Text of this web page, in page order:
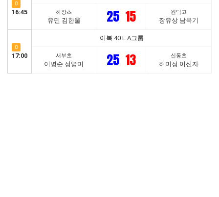
0
16:45 하장초
유민 김한울 25 15 원덕고
장유상 남복기
0
17:00
여복 40 E A그룹
서부초
이명순 정영미 25 13 신동초
허미정 이신자